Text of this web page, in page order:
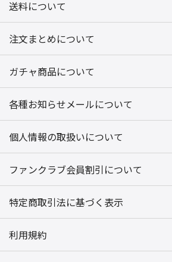
送料について
注文まとめについて
ガチャ商品について
各種お知らせメールについて
個人情報の取扱いについて
ファンクラブ会員割引について
特定商取引法に基づく表示
利用規約